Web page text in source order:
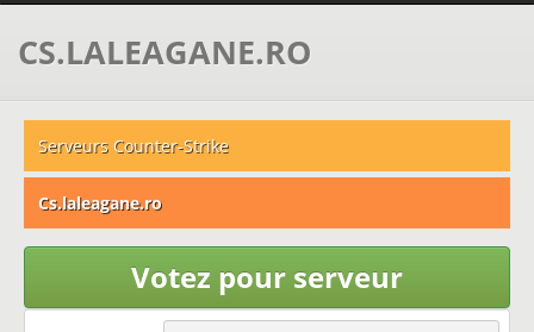
CS.LALEAGANE.RO
Serveurs Counter-Strike
Cs.laleagane.ro
Votez pour serveur